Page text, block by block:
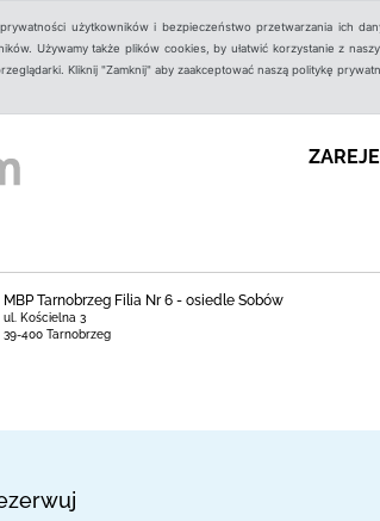
użytkowników i bezpieczeństwo przetwarzania ich
Używamy także plików cookies, by ułatwić korzystanie z
Kliknij "Zamknij" aby zaakceptować naszą politykę
MBP Tarnobrzeg Filia Nr 6 - osiedle Sobów
ul. Kościelna 3
39-400 Tarnobrzeg